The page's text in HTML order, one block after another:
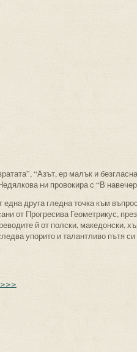
“Азът, ер малък и
ни провокира с “В
друга гледна точка към
от Прогресива Геометрикус,
й от полски, македонски,
упорито и талантливо пътя